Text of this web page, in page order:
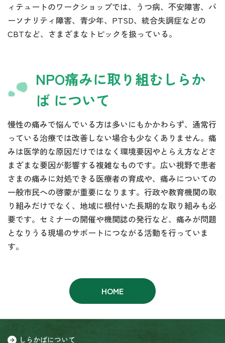
ィテュートのワークショップでは、うつ病、不安障害、パ
ーソナリティ障害、青少年、PTSD、統合失調症などの
CBTなど、さまざまなトピックを扱っている。
NPO痛みに取り組むしらか
ば について
慢性の痛みで悩んでいる方は多いにもかかわらず、通常行
っている治療では改善しない場合も少なくありません。痛
みは医学的な原因だけではなく環境要因やとらえ方などさ
まざまな要因が影響する複雑なものです。広い視野で患者
さまの痛みに対処できる医療者の育成や、痛みについての
一般市民への啓蒙が重要になります。行政や教育機関の取
り組みだけでなく、地域に根付いた長期的な取り組みも必
要です。セミナーの開催や機関誌の発行など、痛みが問題
となりうる現場のサポートにつながる活動を行っていま
す。
HOME
しらかばについて